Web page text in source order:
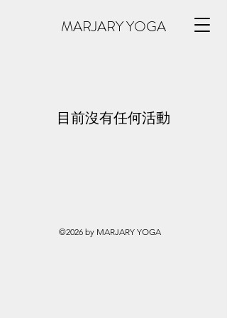
MARJARY YOGA
目前沒有任何活動
©2026 by MARJARY YOGA